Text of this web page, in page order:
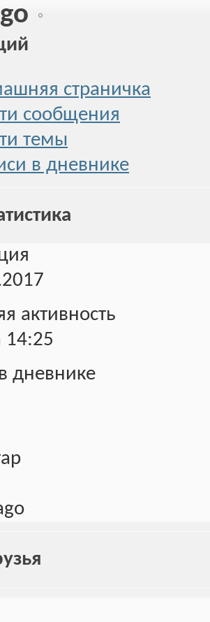
страничка
сообщения
темы
в дневнике
активность
14:25
дневнике